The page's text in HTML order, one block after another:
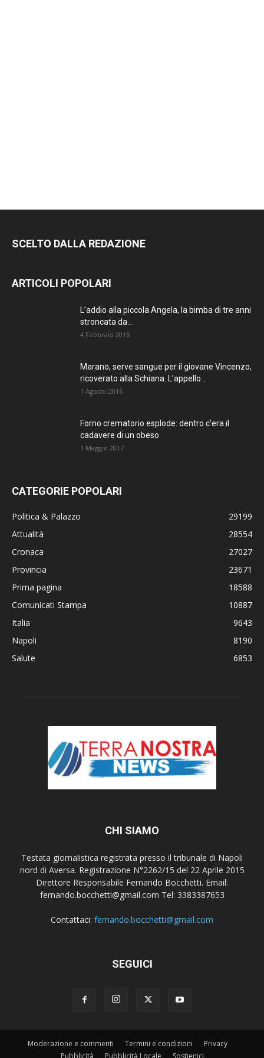
SCELTO DALLA REDAZIONE
ARTICOLI POPOLARI
L’addio alla piccola Angela, la bimba di tre anni
stroncata da...
4 Febbraio 2016
Marano, serve sangue per il giovane Vincenzo,
ricoverato alla Schiana. L’appello...
1 Agosto 2016
Forno crematorio esplode: dentro c’era il
cadavere di un obeso
1 Maggio 2017
CATEGORIE POPOLARI
Politica & Palazzo
29199
Attualità
28554
Cronaca
27027
Provincia
23671
Prima pagina
18588
Comunicati Stampa
10887
Italia
9643
Napoli
8190
Salute
6853
CHI SIAMO
Testata giornalistica registrata presso il tribunale di Napoli
nord di Aversa. Registrazione N°2262/15 del 22 Aprile 2015
Direttore Responsabile Fernando Bocchetti. Email:
fernando.bocchetti@gmail.com Tel: 3383387653
Contattaci: fernando.bocchetti@gmail.com
SEGUICI
Moderazione e commenti Termini e condizioni
Privacy
Pubblicità
Pubblicità Locale Sostienici